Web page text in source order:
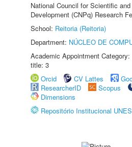
National Council for Scientific
Development (CNPq) Research
School: Reitoria (Reitoria)
Department: NÚCLEO DE
Academic Appointment
title: 3
Orcid
CV Lattes
ResearcherID
Scopus
Dimensions
Repositório Institucional